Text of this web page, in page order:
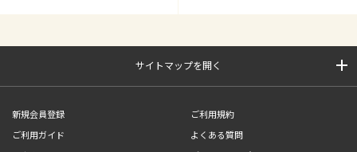
サイトマップを開く
新規会員登録
ご利用規約
ご利用ガイド
よくある質問